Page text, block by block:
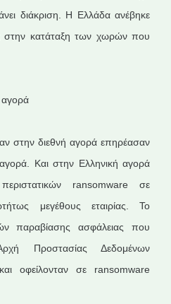
διάκριση. Η Ελλάδα ανέβηκε
κατάταξη των χωρών που
αγορά
στην διεθνή αγορά επηρέασαν
Και στην Ελληνική αγορά
ransomware σε
μεγέθους εταιρίας. Το
παραβίασης ασφάλειας που
Προστασίας Δεδομένων
οφείλονταν σε ransomware